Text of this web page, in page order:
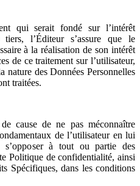
qui serait fondé sur l’intérêt
l’Éditeur s’assure que le
à la réalisation de son intérêt
de ce traitement sur l’utilisateur,
nature des Données Personnelles
traitées.
cause de ne pas méconnaître
de l’utilisateur en lui
à tout ou partie des
Politique de confidentialité, ainsi
Spécifiques, dans les conditions